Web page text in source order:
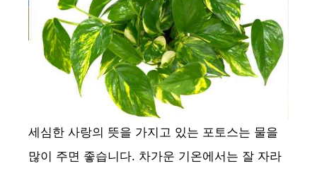
세심한 사랑의 뜻을 가지고 있는 포토스는 물을
많이 주면 좋습니다. 차가운 기온에서는 잘 자라